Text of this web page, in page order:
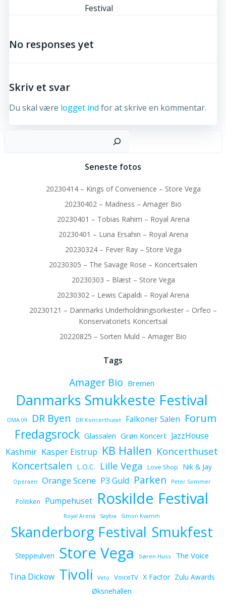
Festival
No responses yet
Skriv et svar
Du skal være logget ind for at skrive en kommentar.
Seneste fotos
20230414 – Kings of Convenience – Store Vega
20230402 – Madness – Amager Bio
20230401 – Tobias Rahim – Royal Arena
20230401 – Luna Ersahin – Royal Arena
20230324 – Fever Ray – Store Vega
20230305 – The Savage Rose – Koncertsalen
20230303 – Blæst – Store Vega
20230302 – Lewis Capaldi – Royal Arena
20230121 – Danmarks Underholdningsorkester – Orfeo –
Konservatoriets Koncertsal
20220825 – Sorten Muld – Amager Bio
Tags
Amager Bio Bremen
Danmarks Smukkeste Festival
DMA 09 DR Byen DR Koncerthuset Falkoner Salen Forum
Fredagsrock Glassalen Grøn Koncert JazzHouse
Kashmir Kasper Eistrup KB Hallen Koncerthuset
Koncertsalen L.O.C. Lille Vega Love Shop Nik & Jay
Operaen Orange Scene P3 Guld Parken Peter Sommer
Politiken Pumpehuset Roskilde Festival
Royal Arena Saybia Simon Kvamm
Skanderborg Festival Smukfest
Steppeulven Store Vega Søren Huss The Voice
Tina Dickow Tivoli Veto VoiceTV X Factor Zulu Awards
Øksnehallen